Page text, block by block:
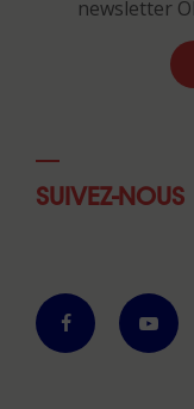
newsletter
SUIVEZ-NOUS